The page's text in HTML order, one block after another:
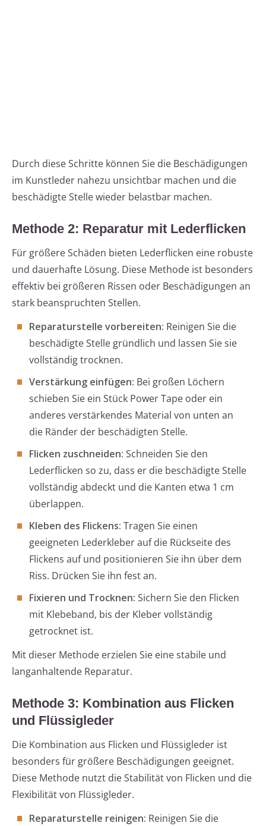
Durch diese Schritte können Sie die Beschädigungen
im Kunstleder nahezu unsichtbar machen und die
beschädigte Stelle wieder belastbar machen.
Methode 2: Reparatur mit Lederflicken
Für größere Schäden bieten Lederflicken eine robuste
und dauerhafte Lösung. Diese Methode ist besonders
effektiv bei größeren Rissen oder Beschädigungen an
stark beanspruchten Stellen.
Reparaturstelle vorbereiten: Reinigen Sie die
beschädigte Stelle gründlich und lassen Sie sie
vollständig trocknen.
Verstärkung einfügen: Bei großen Löchern
schieben Sie ein Stück Power Tape oder ein
anderes verstärkendes Material von unten an
die Ränder der beschädigten Stelle.
Flicken zuschneiden: Schneiden Sie den
Lederflicken so zu, dass er die beschädigte Stelle
vollständig abdeckt und die Kanten etwa 1 cm
überlappen.
Kleben des Flickens: Tragen Sie einen
geeigneten Lederkleber auf die Rückseite des
Flickens auf und positionieren Sie ihn über dem
Riss. Drücken Sie ihn fest an.
Fixieren und Trocknen: Sichern Sie den Flicken
mit Klebeband, bis der Kleber vollständig
getrocknet ist.
Mit dieser Methode erzielen Sie eine stabile und
langanhaltende Reparatur.
Methode 3: Kombination aus Flicken
und Flüssigleder
Die Kombination aus Flicken und Flüssigleder ist
besonders für größere Beschädigungen geeignet.
Diese Methode nutzt die Stabilität von Flicken und die
Flexibilität von Flüssigleder.
Reparaturstelle reinigen: Reinigen Sie die